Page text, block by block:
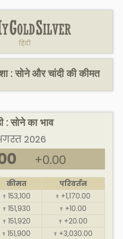
हिंदी
: सोने और चांदी की कीमत
: सोने का भाव
2026
+0.00
कीमत
परिवर्तन
₹ 153,100 ₹ +1,170.00
₹ 151,930 ₹ +10.00
₹ 151,920 ₹ +20.00
₹ 151,900 ₹ +3,030.00